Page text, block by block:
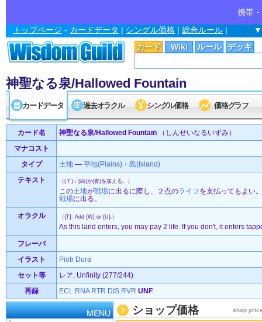
携帯
カード Wiki ルール デッキ
トップページ - カードデータ | シングル価格 | 総合ルール |
神聖なる泉/Hallowed Fountain
カードデータ 過去オラクル シングル価格 価格グラフ
カード名 神聖なる泉/Hallowed Fountain （しんせいなるいずみ）
マナコスト
タイプ
土地 — 平地(Plains) ・ 島(Island)
テキスト
（(Ｔ)：(白)か(青)を加える。）
この土地が戦場に出るに際し、２点のライフを支払ってもよい
戦場に出る。
オラクル （{T}: Add {W} or {U}.）
As this land enters, you may pay 2 life. If you don't, it enters
フレーバ
イラスト
Piotr Dura
セット等
レア, Unfinity (277/244)
再録
ECL RNA RTR DIS RVR UNF
MENU
ショップ価格 shop